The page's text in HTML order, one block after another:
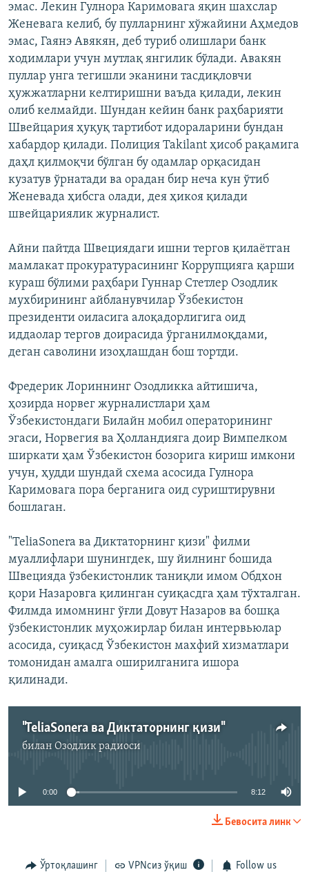
эмас. Лекин Гулнора Каримовага яқин шахслар
Женевага келиб, бу пулларнинг хўжайини Аҳмедов
эмас, Гаянэ Авякян, деб туриб олишлари банк
ходимлари учун мутлақ янгилик бўлади. Авакян
пуллар унга тегишли эканини тасдиқловчи
ҳужжатларни келтиришни ваъда қилади, лекин
олиб келмайди. Шундан кейин банк раҳбарияти
Швейцария ҳуқуқ тартибот идораларини бундан
хабардор қилади. Полиция Takilant ҳисоб рақамига
даҳл қилмоқчи бўлган бу одамлар орқасидан
кузатув ўрнатади ва орадан бир неча кун ўтиб
Женевада ҳибсга олади, дея ҳикоя қилади
швейцариялик журналист.
Айни пайтда Швециядаги ишни тергов қилаётган
мамлакат прокуратурасининг Коррупцияга қарши
кураш бўлими раҳбари Гуннар Стетлер Озодлик
мухбирининг айбланувчилар Ўзбекистон
президенти оиласига алоқадорлигига оид
иддаолар тергов доирасида ўрганилмоқдами,
деган саволини изоҳлашдан бош тортди.
Фредерик Лориннинг Озодликка айтишича,
ҳозирда норвег журналистлари ҳам
Ўзбекистондаги Билайн мобил операторининг
эгаси, Норвегия ва Ҳолландияга доир Вимпелком
ширкати ҳам Ўзбекистон бозорига кириш имкони
учун, ҳудди шундай схема асосида Гулнора
Каримовага пора берганига оид суриштирувни
бошлаган.
"TeliaSonera ва Диктаторнинг қизи" филми
муаллифлари шунингдек, шу йилнинг бошида
Швецияда ўзбекистонлик таниқли имом Обдхон
қори Назаровга қилинган суиқасдга ҳам тўхталган.
Филмда имомнинг ўғли Довут Назаров ва бошқа
ўзбекистонлик муҳожирлар билан интервьюлар
асосида, суиқасд Ўзбекистон махфий хизматлари
томонидан амалга оширилганига ишора
қилинади.
"TeliaSonera ва Диктаторнинг қизи"
билан Озодлик радиоси
Айни дамда медиа-манба мавжуд эмас
0:00 8:12
Бевосита линк
Ўртоқлашинг VPNсиз ўқиш Follow us